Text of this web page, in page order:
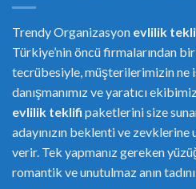
Trendy Organizasyon evlilik
Türkiye’nin öncü firmalarından
tecrübesiyle, müşterilerimizin ne
danışmanımız ve yaratıcı
evlilik teklifi paketlerini size
adayınızın beklenti ve
verir. Tek yapmanız gereken
romantik ve unutulmaz anın